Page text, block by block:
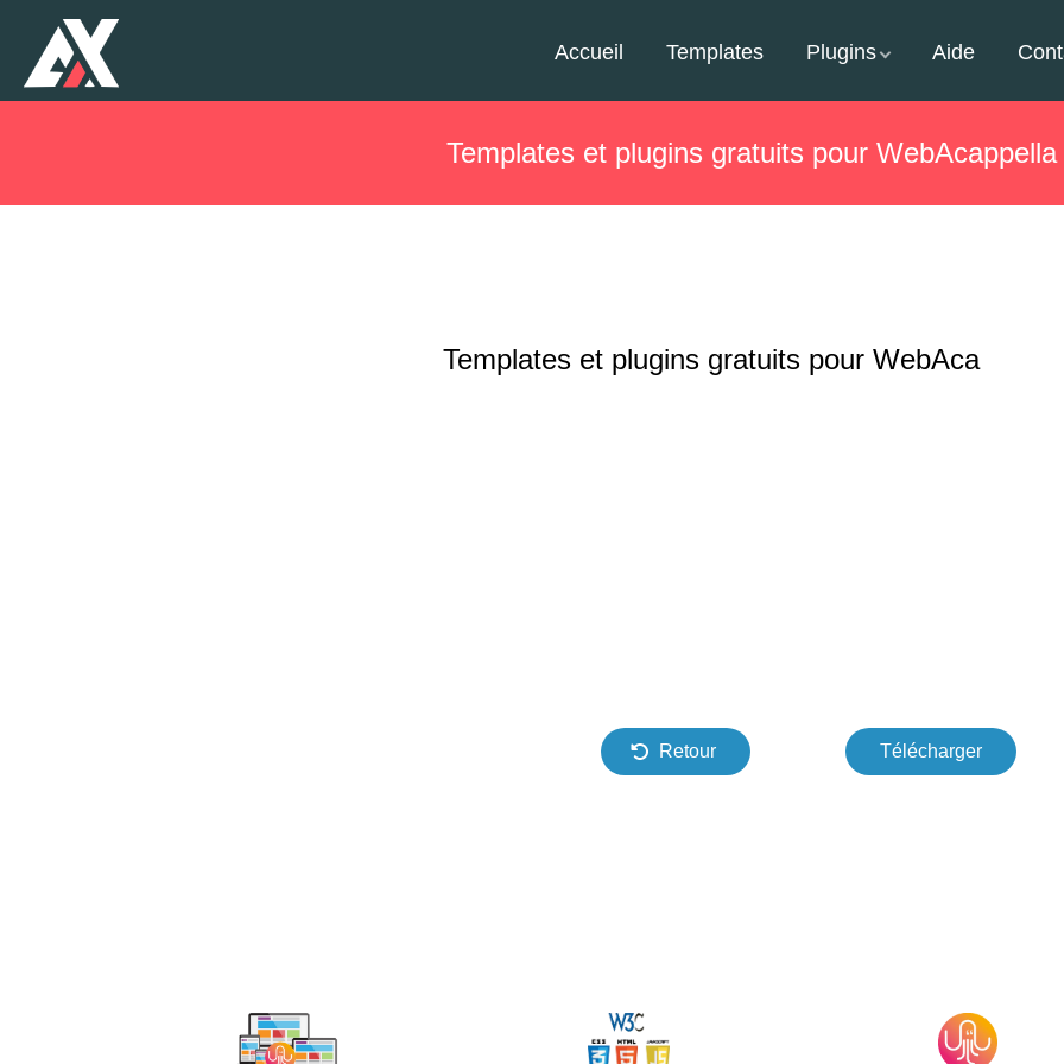
Accueil Templates Plugins Aide
Templates et plugins gratuits pour
Templates et plugins gratuits pour WebAcappella
Retour Télécharger